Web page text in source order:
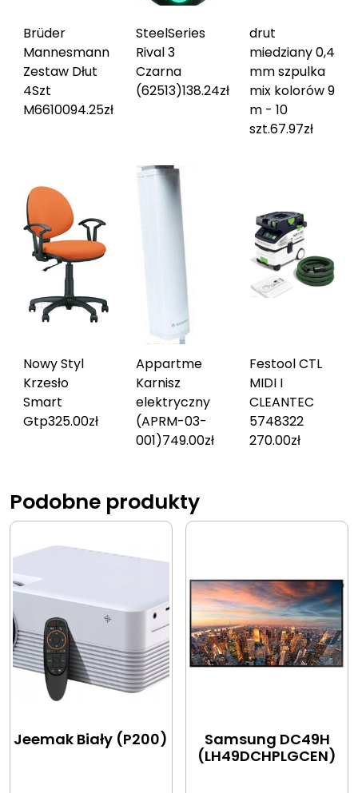
Brüder
Mannesmann
Zestaw Dłut
4Szt
M6610094.25zł
SteelSeries
Rival 3
Czarna
(62513)138.24zł
drut
miedziany 0,4
mm szpulka
mix kolorów 9
m - 10
szt.67.97zł
Nowy Styl
Krzesło
Smart
Gtp325.00zł
Appartme
Karnisz
elektryczny
(APRM-03-
001)749.00zł
Festool CTL
MIDI I
CLEANTEC
5748322
270.00zł
Podobne produkty
Jeemak Biały (P200)
Samsung DC49H
(LH49DCHPLGCEN)